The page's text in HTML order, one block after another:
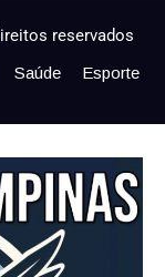
reservados
Saúde
Esporte